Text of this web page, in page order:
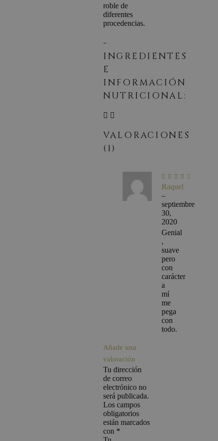
roble de
diferentes
procedencias.
-
INGREDIENTES
E
INFORMACIÓN
NUTRICIONAL:
VALORACIONES
(1)
con
4de
Raquel
–
septiembre
30,
2020
Genial
,
suave
pero
con
carácter
a
mí
me
pega
con
todo.
Añade una
valoración
Tu dirección
de correo
electrónico no
será publicada.
Los campos
obligatorios
están marcados
con *